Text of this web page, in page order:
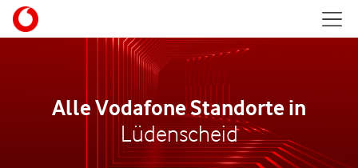
Skip to content
Alle Vodafone Standorte in
Lüdenscheid